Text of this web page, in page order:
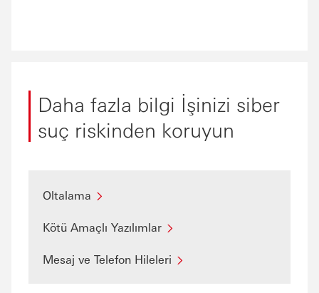
Daha fazla bilgi İşinizi siber
suç riskinden koruyun
Oltalama
Kötü Amaçlı Yazılımlar
Mesaj ve Telefon Hileleri